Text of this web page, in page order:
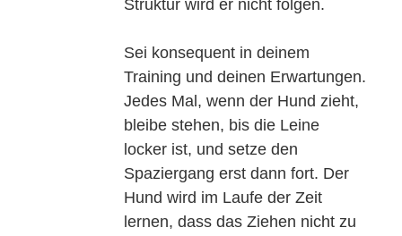
Struktur wird er nicht folgen.
Sei konsequent in deinem
Training und deinen Erwartungen.
Jedes Mal, wenn der Hund zieht,
bleibe stehen, bis die Leine
locker ist, und setze den
Spaziergang erst dann fort. Der
Hund wird im Laufe der Zeit
lernen, dass das Ziehen nicht zu